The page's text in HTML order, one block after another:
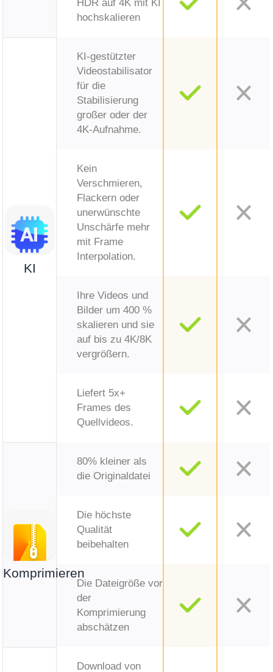
HDR auf 4K mit KI
hochskalieren
KI
KI-gestützter
Videostabilisator
für die
Stabilisierung
großer oder der
4K-Aufnahme.
Kein
Verschmieren,
Flackern oder
unerwünschte
Unschärfe mehr
mit Frame
Interpolation.
Ihre Videos und
Bilder um 400 %
skalieren und sie
auf bis zu 4K/8K
vergrößern.
Liefert 5x+
Frames des
Quellvideos.
Komprimieren
80% kleiner als
die Originaldatei
Die höchste
Qualität
beibehalten
Die Dateigröße vor
der
Komprimierung
abschätzen
Download von